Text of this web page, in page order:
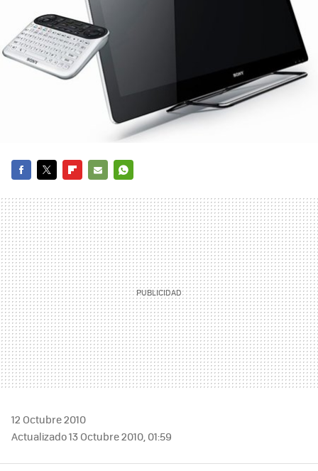
MAIL
12 Octubre 2010
Actualizado 13 Octubre 2010, 01:59